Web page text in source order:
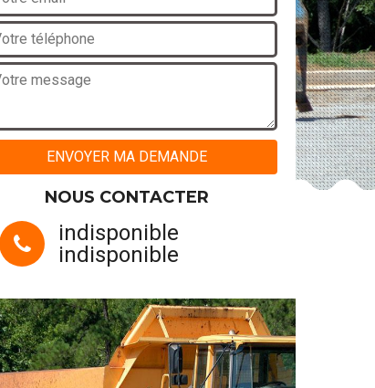
NOUS CONTACTER
indisponible
indisponible